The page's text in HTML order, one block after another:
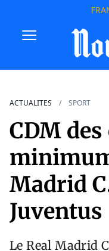
ACTUALITES SPORT
CDM
Madrid
Juventus
Le Real Madrid